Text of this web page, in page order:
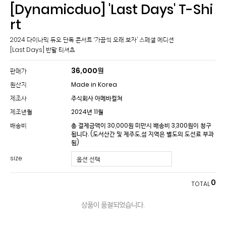
[Dynamicduo] 'Last Days' T-Shi
rt
2024 다이나믹 듀오 단독 콘서트 ‘가끔씩 오래 보자’ 스페셜 에디션
[Last Days] 반팔 티셔츠
판매가 36,000원
원산지
Made in Korea
제조사
주식회사 아메바컬쳐
제조년월
2024년 11월
배송비
총 결제금액이 30,000원 미만시 배송비 3,300원이 청구
됩니다.(도서산간 및 제주도,섬 지역은 별도의 도선료 부과
됨)
size
TOTAL0
상품이 품절되었습니다.